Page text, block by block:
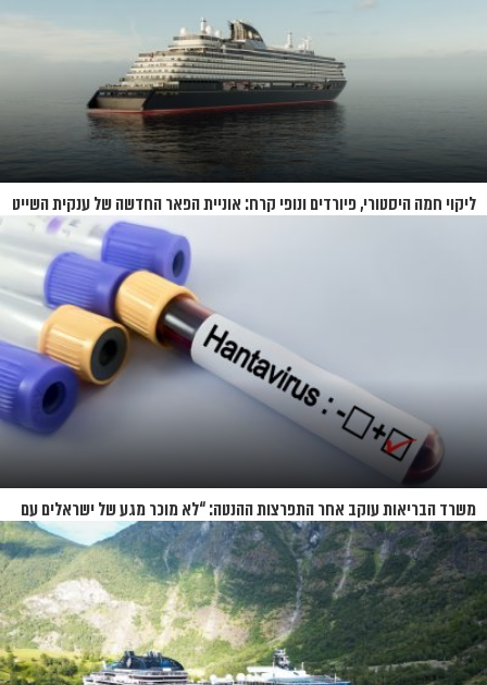
ליקוי חמה היסטורי, פיורדים ונופי קרח: אוניית הפאר החדשה של ענקית השייט
משרד הבריאות עוקב אחר התפרצות ההנטה: “לא מוכר מגע של ישראלים עם
החולים”